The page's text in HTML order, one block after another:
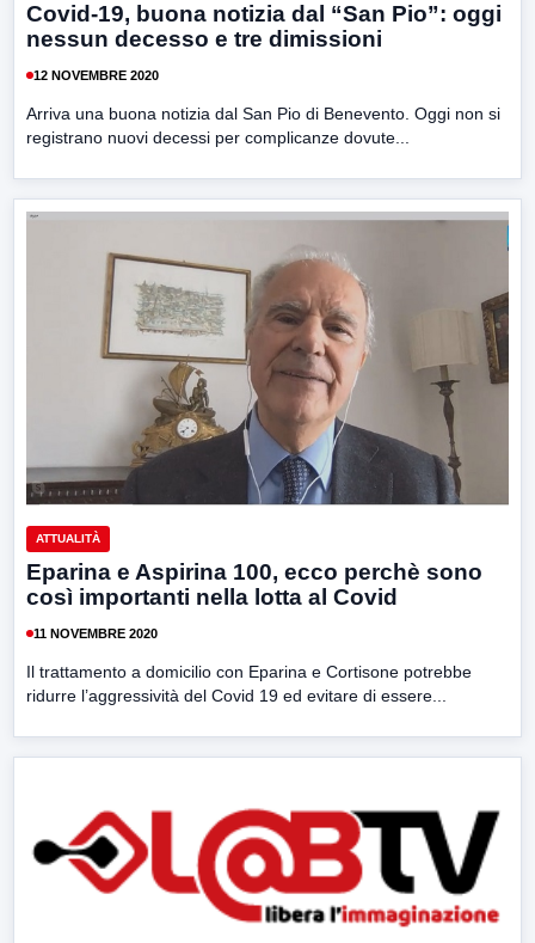
Covid-19, buona notizia dal “San Pio”: oggi
nessun decesso e tre dimissioni
12 NOVEMBRE 2020
Arriva una buona notizia dal San Pio di Benevento. Oggi non si
registrano nuovi decessi per complicanze dovute...
ATTUALITÀ
Eparina e Aspirina 100, ecco perchè sono
così importanti nella lotta al Covid
11 NOVEMBRE 2020
Il trattamento a domicilio con Eparina e Cortisone potrebbe
ridurre l’aggressività del Covid 19 ed evitare di essere...